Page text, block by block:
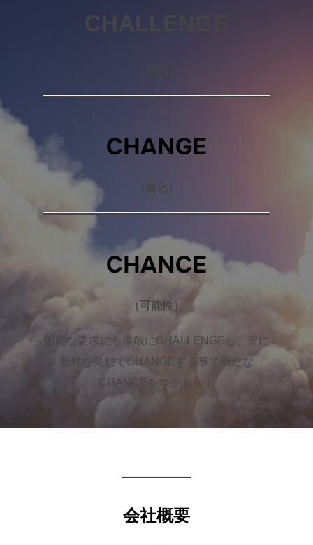
CHALLENGE
CHANGE
（進化）
CHANCE
（可能性）
困難な要求にも果敢にCHALLENGEし、常に
新鮮な発想でCHANGEする事で新たな
CHANCEをつかもう！
会社概要